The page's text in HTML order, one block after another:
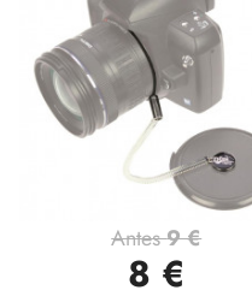
Vista rápida
Antes9 €
8 €